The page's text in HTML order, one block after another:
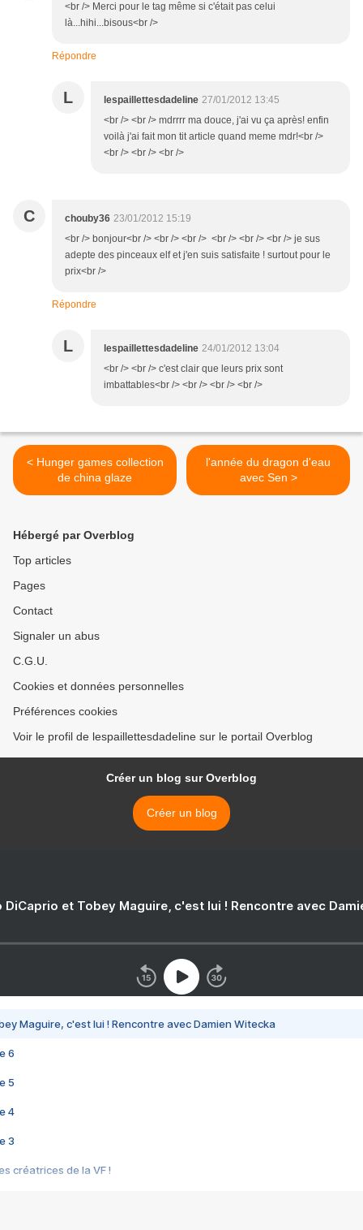
<br /> Merci pour le tag même si c'était pas celui
là...hihi...bisous<br />
Répondre
L lespaillettesdadeline 27/01/2012 13:45
<br /> <br /> mdrrrr ma douce, j'ai vu ça après! enfin
voilà j'ai fait mon tit article quand meme mdr!<br />
<br /> <br /> <br />
C chouby36 23/01/2012 15:19
<br /> bonjour<br /> <br /> <br /> <br /> <br /> <br /> je sus
adepte des pinceaux elf et j'en suis satisfaite ! surtout pour le
prix<br />
Répondre
L lespaillettesdadeline 24/01/2012 13:04
<br /> <br /> c'est clair que leurs prix sont
imbattables<br /> <br /> <br /> <br />
< Hunger games collection
de china glaze
l'année du dragon d'eau
avec Sen >
Hébergé par Overblog
Top articles
Pages
Contact
Signaler un abus
C.G.U.
Cookies et données personnelles
Préférences cookies
Voir le profil de lespaillettesdadeline sur le portail Overblog
Créer un blog sur Overblog
Créer un blog
DiCaprio et Tobey Maguire, c'est lui ! Rencontre avec
Maguire, c'est lui ! Rencontre avec Damien Witecka
6
5
4
3
créatrices de la VF !